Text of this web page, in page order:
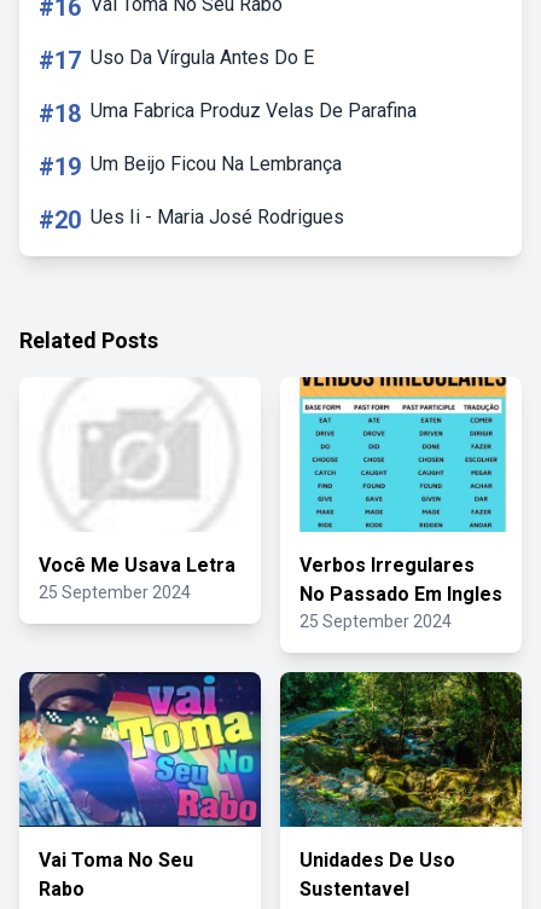
#16
#17 Uso Da Vírgula Antes Do E
#18 Uma Fabrica Produz Velas De Parafina
#19 Um Beijo Ficou Na Lembrança
#20 Ues Ii - Maria José Rodrigues
Related Posts
Você Me Usava Letra
25 September 2024
Verbos Irregulares
No Passado Em Ingles
25 September 2024
Vai Toma No Seu
Rabo
Unidades De Uso
Sustentavel